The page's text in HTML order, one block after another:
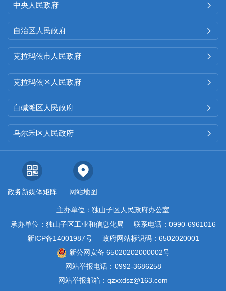
中央人民政府 
自治区人民政府 
克拉玛依市人民政府 
克拉玛依区人民政府 
白碱滩区人民政府 
乌尔禾区人民政府 
政务新媒体矩阵 网站地图
主办单位：独山子区人民政府办公室
承办单位：独山子区工业和信息化局
联系电话：0990-6961016
新ICP备14001987号
政府网站标识码：6502020001
新公网安备 65020202000002号
网站举报电话：0992-3686258
网站举报邮箱：qzxxdsz@163.com